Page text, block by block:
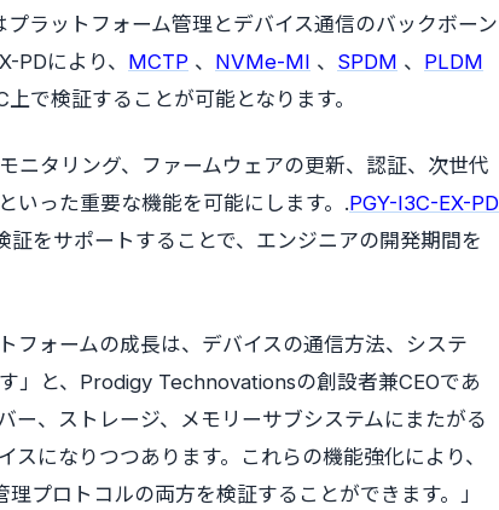
ラットフォーム管理とデバイス通信のバックボーン
PDにより、 MCTP 、 NVMe-MI 、 SPDM 、 PLDM
で検証することが可能となります。
ニタリング、ファームウェアの更新、認証、次世代
いった重要な機能を可能にします。.PGY-I3C-EX-PD
をサポートすることで、エンジニアの開発期間を
フォームの成長は、デバイスの通信方法、システ
」と、Prodigy Technovationsの創設者兼CEOであ
ー、ストレージ、メモリーサブシステムにまたがる
になりつつあります。これらの機能強化により、
プロトコルの両方を検証することができます。」